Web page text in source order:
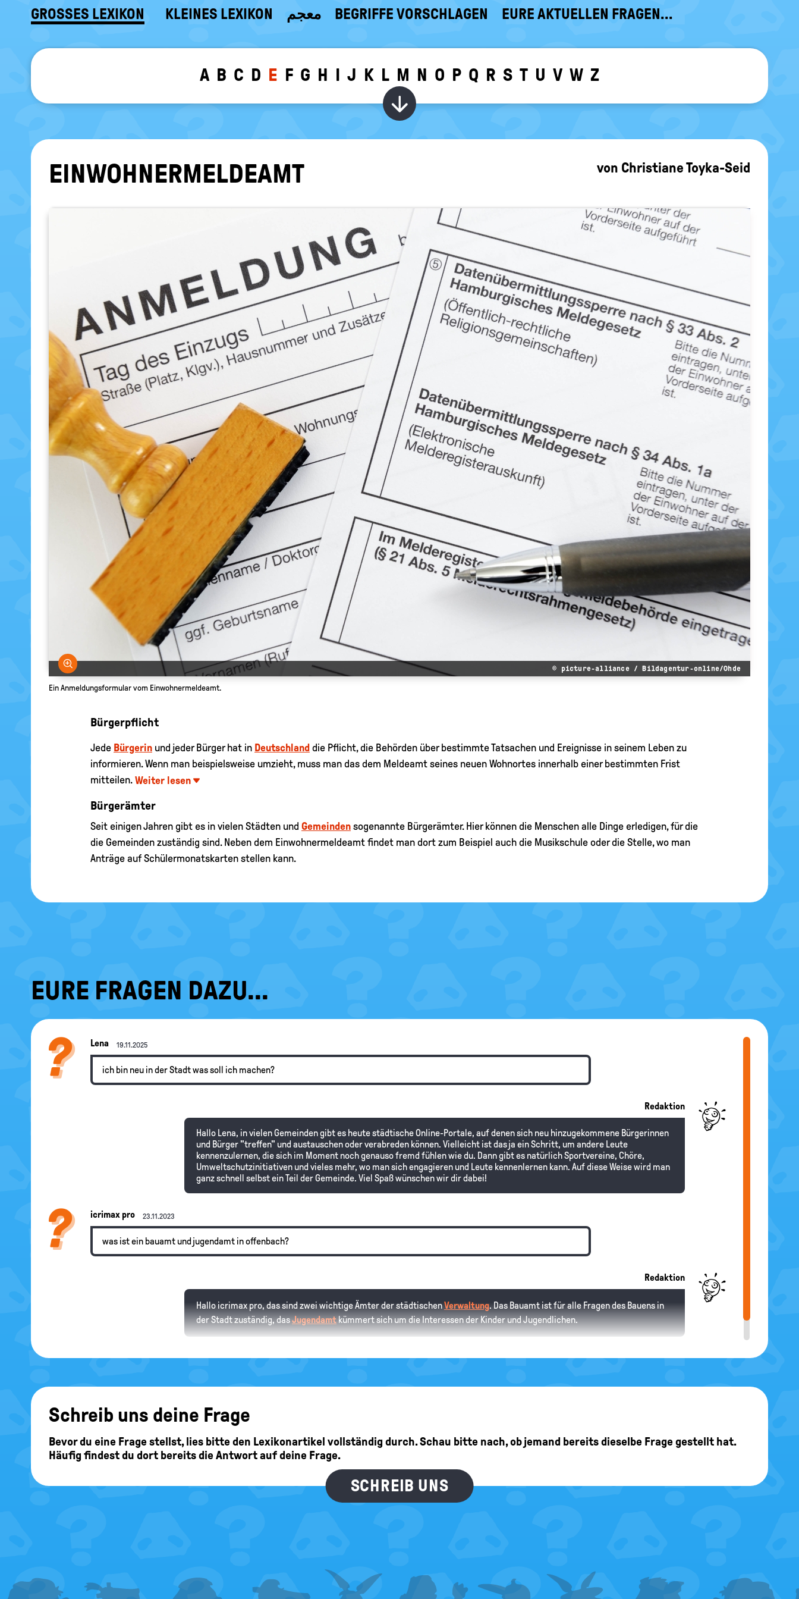
GROSSES LEXIKON KLEINES LEXIKON معجم BEGRIFFE VORSCHLAGEN EURE AKTUELLEN FRAGEN...
A B C D E F G H I J K L M N O P Q R S T U V W Z
Wörter zu dem gewählten Buchstaben ein-/
EIN­WOH­NER­MEL­DE­AMT von Christiane Toyka-Seid
Bild vergrößern
© picture-alliance / Bildagentur-online/Ohde
Ein Anmeldungsformular vom Einwohnermeldeamt.
Bürgerpflicht
Jede Bürgerin und jeder Bürger hat in Deutschland die Pflicht, die Behörden über bestimmte Tatsachen und Ereignisse in seinem Leben zu
informieren. Wenn man beispielsweise umzieht, muss man das dem Meldeamt seines neuen Wohnortes innerhalb einer bestimmten Frist
mitteilen. Weiter lesen
Bürgerämter
Seit einigen Jahren gibt es in vielen Städten und Gemeinden sogenannte Bürgerämter. Hier können die Menschen alle Dinge erledigen, für die
die Gemeinden zuständig sind. Neben dem Einwohnermeldeamt findet man dort zum Beispiel auch die Musikschule oder die Stelle, wo man
Anträge auf Schülermonatskarten stellen kann.
EURE FRAGEN DAZU...
Lena 19.11.2025
ich bin neu in der Stadt was soll ich machen?
Redaktion
Hallo Lena, in vielen Gemeinden gibt es heute städtische Online-Portale, auf denen sich neu hinzugekommene Bürgerinnen
und Bürger "treffen" und austauschen oder verabreden können. Vielleicht ist das ja ein Schritt, um andere Leute
kennenzulernen, die sich im Moment noch genauso fremd fühlen wie du. Dann gibt es natürlich Sportvereine, Chöre,
Umweltschutzinitiativen und vieles mehr, wo man sich engagieren und Leute kennenlernen kann. Auf diese Weise wird man
ganz schnell selbst ein Teil der Gemeinde. Viel Spaß wünschen wir dir dabei!
icrimax pro 23.11.2023
was ist ein bauamt und jugendamt in offenbach?
Redaktion
Hallo icrimax pro, das sind zwei wichtige Ämter der städtischenVerwaltung. Das Bauamt ist für alle Fragen des Bauens in
der Stadt zuständig, dasJugendamtkümmert sich um die Interessen der Kinder und Jugendlichen.
Schreib uns deine Frage
Bevor du eine Frage stellst, lies bitte den Lexikonartikel vollständig durch. Schau bitte nach, ob jemand bereits dieselbe Frage gestellt hat.
Häufig findest du dort bereits die Antwort auf deine Frage.
SCHREIB UNS